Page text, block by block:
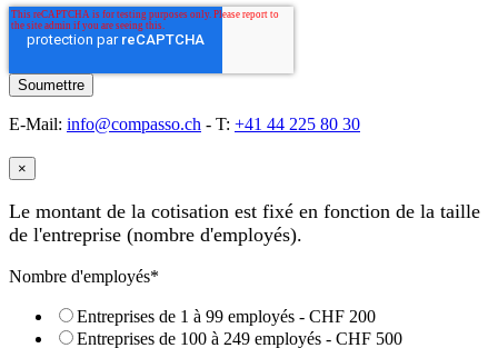
E-Mail: info@compasso.ch - T: +41 44 225 80 30
×
Le montant de la cotisation est fixé en fonction de la taille
de l'entreprise (nombre d'employés).
Nombre d'employés*
Entreprises de 1 à 99 employés - CHF 200
Entreprises de 100 à 249 employés - CHF 500